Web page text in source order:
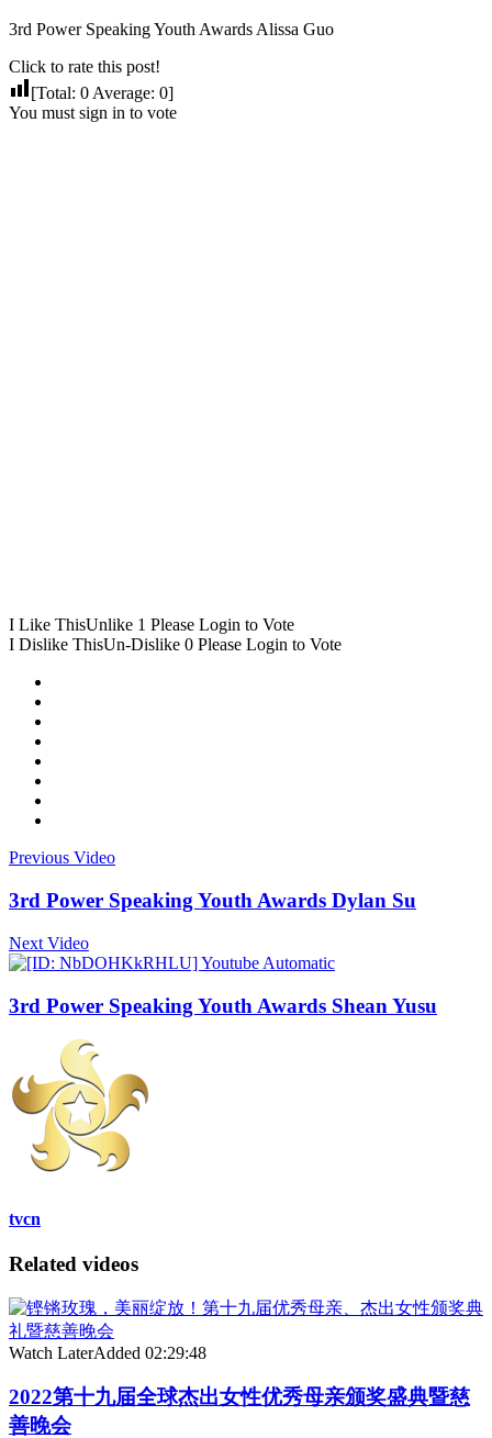
3rd Power Speaking Youth Awards Alissa Guo
Click to rate this post!
[Total: 0 Average: 0]
You must sign in to vote
I Like ThisUnlike 1 Please Login to Vote
I Dislike ThisUn-Dislike 0 Please Login to Vote
Previous Video
3rd Power Speaking Youth Awards Dylan Su
Next Video
3rd Power Speaking Youth Awards Shean Yusu
tvcn
Related videos
Watch LaterAdded 02:29:48
2022第十九届全球杰出女性优秀母亲颁奖盛典暨慈
善晚会